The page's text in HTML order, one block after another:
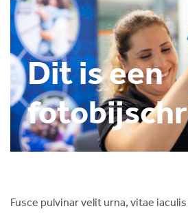
Dit is een
Fusce pulvinar velit urna, vitae